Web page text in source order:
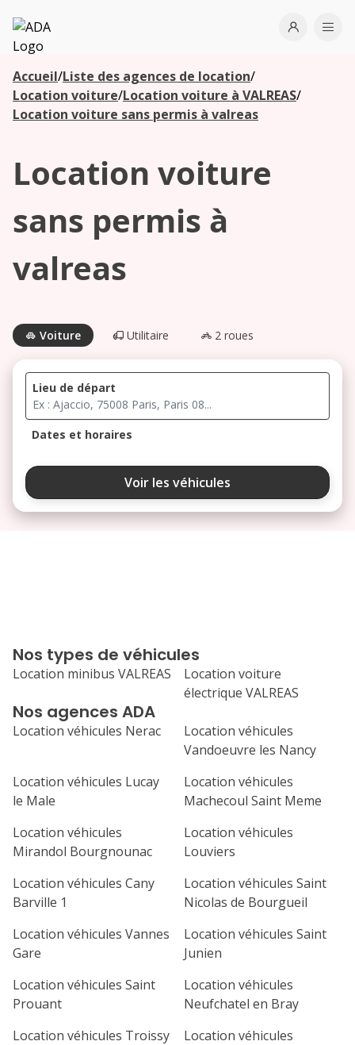
ADA
Open
Accueil/Liste des agences de location/
Location voiture/Location voiture à VALREAS/
Location voiture sans permis à valreas
Location voiture
sans permis à
valreas
Voiture Utilitaire 2 roues
Lieu de départ
Dates et horaires
août 2026
ma me
24 25 26
septembre 2026
me je
ve
1
3
9 10 11
14 16
21 22 23 24 25
Voir les véhicules
Nos agences ADA
Location véhicules Nerac
Location véhicules
Vandoeuvre les Nancy
Location véhicules Lucay
le Male
Location véhicules
Machecoul Saint Meme
Location véhicules
Mirandol Bourgnounac
Location véhicules
Louviers
Location véhicules Cany
Barville 1
Location véhicules Saint
Nicolas de Bourgueil
Location véhicules Vannes
Gare
Location véhicules Saint
Junien
Location véhicules Saint
Prouant
Location véhicules
Neufchatel en Bray
Location véhicules Troissy
Location véhicules
Nos types de véhicules
Location minibus VALREAS
Location voiture
électrique VALREAS
Les
agences à
proximité
Commencez
recherche
agences à
proximité